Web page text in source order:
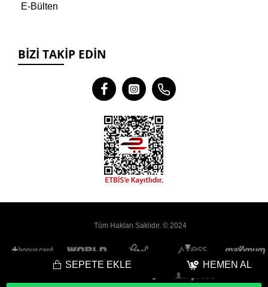
SEPETE EKLE HEMEN AL
E-Bülten
BIZI TAKIP EDIN
Tüm Hakları Saklıdır. © 2024